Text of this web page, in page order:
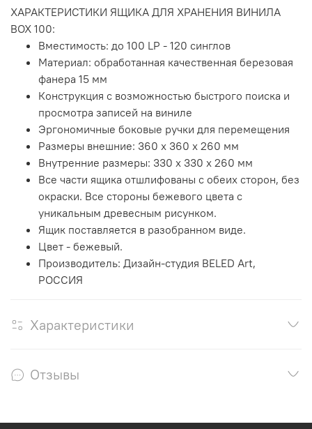
ХАРАКТЕРИСТИКИ ЯЩИКА ДЛЯ ХРАНЕНИЯ ВИНИЛА
BOX 100:
Вместимость: до 100 LP - 120 синглов
Материал: обработанная качественная березовая
фанера 15 мм
Конструкция с возможностью быстрого поиска и
просмотра записей на виниле
Эргономичные боковые ручки для перемещения
Размеры внешние: 360 x 360 х 260 мм
Внутренние размеры: 330 x 330 х 260 мм
Все части ящика отшлифованы с обеих сторон, без
окраски. Все стороны бежевого цвета с
уникальным древесным рисунком.
Ящик поставляется в разобранном виде.
Цвет - бежевый.
Производитель: Дизайн-студия BELED Art,
РОССИЯ
Характеристики
Отзывы